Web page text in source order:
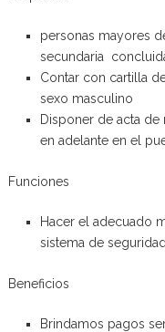
personas mayores
secundaria
Contar con cartilla
sexo masculino
Disponer de acta
en adelante en el
Funciones
Hacer el adecuado
sistema de seguridad
Beneficios
Brindamos pagos